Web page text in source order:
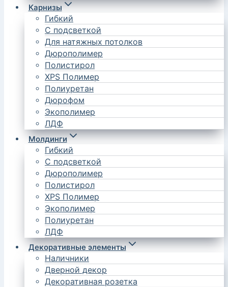
Карнизы
Гибкий
С подсветкой
Для натяжных потолков
Дюрополимер
Полистирол
XPS Полимер
Полиуретан
Дюрофом
Экополимер
ЛДФ
Молдинги
Гибкий
С подсветкой
Дюрополимер
Полистирол
XPS Полимер
Экополимер
Полиуретан
ЛДФ
Декоративные элементы
Наличники
Дверной декор
Декоративная розетка